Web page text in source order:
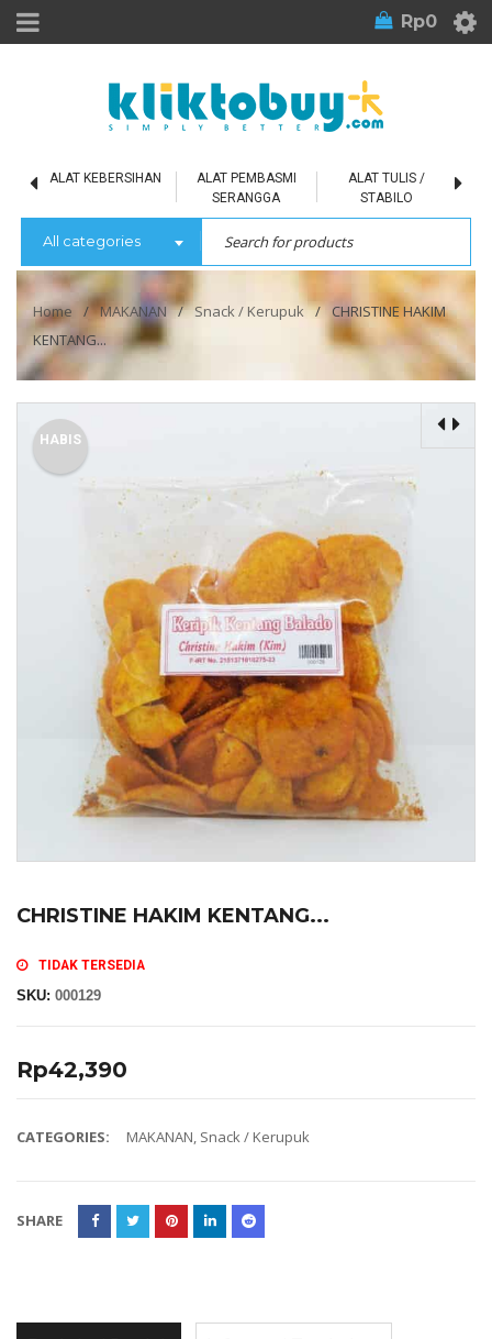
Rp0
ALAT KEBERSIHAN
ALAT PEMBASMI
SERANGGA
ALAT TULIS /
STABILO
All categories
Home / MAKANAN / Snack / Kerupuk /
CHRISTINE HAKIM
KENTANG...
HABIS
CHRISTINE HAKIM KENTANG...
TIDAK TERSEDIA
SKU: 000129
Rp42,390
CATEGORIES: MAKANAN, Snack / Kerupuk
SHARE